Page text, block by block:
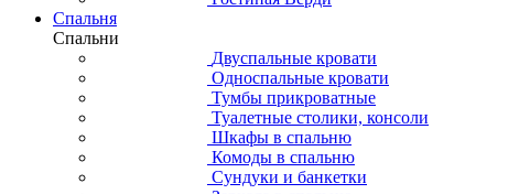
Спальня
Спальни
Двуспальные кровати
Односпальные кровати
Тумбы прикроватные
Туалетные столики, консоли
Шкафы в спальню
Комоды в спальню
Сундуки и банкетки